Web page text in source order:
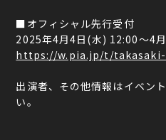
■オフィシャル先行受付
2025年4月4日(水) 12:00～4
https://w.pia.jp/t/
出演者、その他情報はイベン
い。